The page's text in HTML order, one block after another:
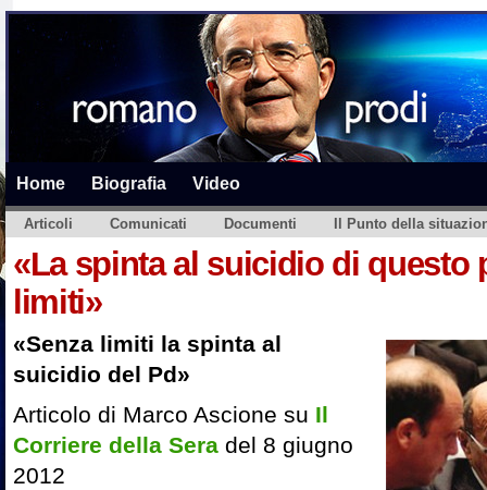
Home Biografia Video
Articoli Comunicati Documenti Il Punto della
«La spinta al suicidio di questo
limiti»
«Senza limiti la spinta al
suicidio del Pd»
Articolo di Marco Ascione su Il
Corriere della Sera del 8 giugno
2012